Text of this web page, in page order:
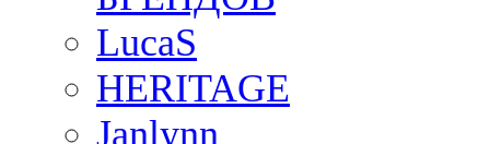
LucaS
HERITAGE
Janlynn